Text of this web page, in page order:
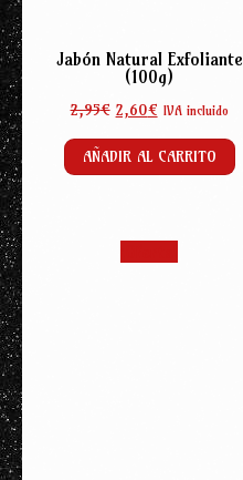
Jabón Natural Exfoliante
(100g)
2,95€ El
original
era:
2,60€El
actual
es:
IVA incluido
AÑADIR AL CARRITO